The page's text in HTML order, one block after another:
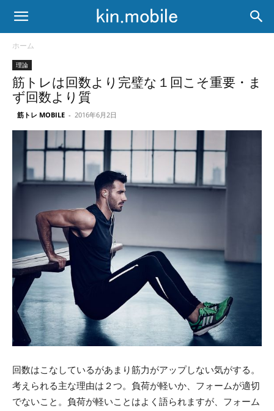
ホーム
理論
筋トレは回数より完璧な１回こそ重要・ま
ず回数より質
筋トレ MOBILE - 2016年6月2日
回数はこなしているがあまり筋力がアップしない気がする。
考えられる主な理由は２つ。負荷が軽いか、フォームが適切
でないこと。負荷が軽いことはよく語られますが、フォーム